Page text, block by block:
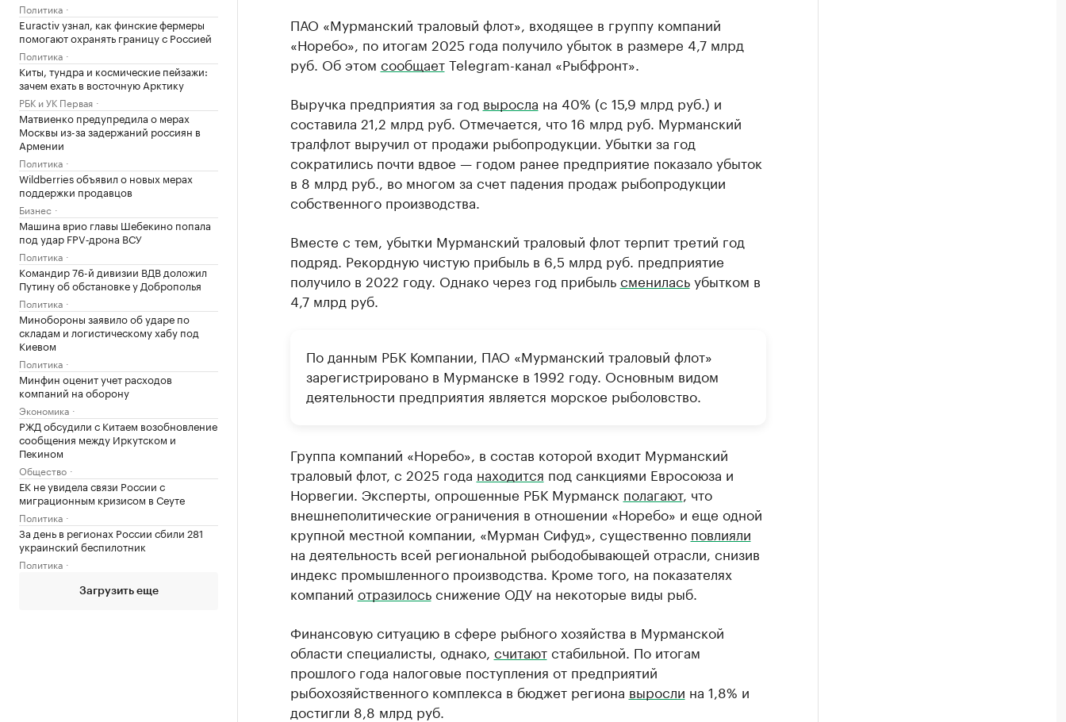
Политика
Euractiv узнал, как финские фермеры
помогают охранять границу с Россией
Политика
Киты, тундра и космические пейзажи:
зачем ехать в восточную Арктику
РБК и УК Первая
Матвиенко предупредила о мерах
Москвы из-за задержаний россиян в
Армении
Политика
Wildberries объявил о новых мерах
поддержки продавцов
Бизнес
Машина врио главы Шебекино попала
под удар FPV‑дрона ВСУ
Политика
Командир 76-й дивизии ВДВ доложил
Путину об обстановке у Доброполья
Политика
Минобороны заявило об ударе по
складам и логистическому хабу под
Киевом
Политика
Минфин оценит учет расходов
компаний на оборону
Экономика
РЖД обсудили с Китаем возобновление
сообщения между Иркутском и
Пекином
Общество
ЕК не увидела связи России с
миграционным кризисом в Сеуте
Политика
За день в регионах России сбили 281
украинский беспилотник
Политика
Загрузить еще
ПАО «Мурманский траловый флот», входящее в группу компаний
«Норебо», по итогам 2025 года получило убыток в размере 4,7 млрд
руб. Об этом сообщаетTelegram-канал «Рыбфронт».
Выручка предприятия за год выросла на 40% (с 15,9 млрд руб.) и
составила 21,2 млрд руб. Отмечается, что 16 млрд руб. Мурманский
тралфлот выручил от продажи рыбопродукции. Убытки за год
сократились почти вдвое — годом ранее предприятие показало убыток
в 8 млрд руб., во многом за счет падения продаж рыбопродукции
собственного производства.
Вместе с тем, убытки Мурманский траловый флот терпит третий год
подряд. Рекордную чистую прибыль в 6,5 млрд руб. предприятие
получило в 2022 году. Однако через год прибыльсмениласьубытком в
4,7 млрд руб.
По данным РБК Компании, ПАО «Мурманский траловый флот»
зарегистрировано в Мурманске в 1992 году. Основным видом
деятельности предприятия является морское рыболовство.
Группа компаний «Норебо», в состав которой входит Мурманский
траловый флот, с 2025 года находится под санкциями Евросоюза и
Норвегии. Эксперты, опрошенные РБК Мурманск полагают, что
внешнеполитические ограничения в отношении «Норебо» и еще одной
крупной местной компании, «Мурман Сифуд», существенно повлияли
на деятельность всей региональной рыбодобывающей отрасли, снизив
индекс промышленного производства. Кроме того, на показателях
компаний отразилосьснижение ОДУ на некоторые виды рыб.
Финансовую ситуацию в сфере рыбного хозяйства в Мурманской
области специалисты, однако, считаютстабильной. По итогам
прошлого года налоговые поступления от предприятий
рыбохозяйственного комплекса в бюджет региона выросли на 1,8% и
достигли 8,8 млрд руб.